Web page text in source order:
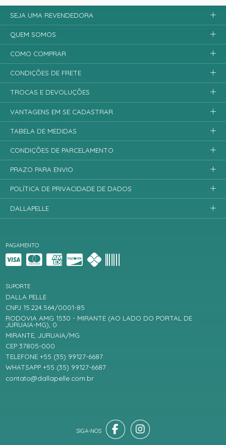
PAGAMENTO
SUPORTE
DALLA PELLE
CNPJ 15.224.564/0001-85
RODOVIA AMG 1530 - MIRANTE (AO LADO DO PORTAL DE
JURUAIA-MG), 0
MIRANTE, JURUAIA/MG
CEP 37805-000
TELEFONE +55 (35) 99127-6687
WHATSAPP +55 (35) 99127-6687
contato@dallapelle.com.br
SEJA UMA REVENDEDORA
QUEM SOMOS
COMO COMPRAR
CONDIÇÕES DE FRETE
TROCAS E DEVOLUÇÕES
VANTAGENS EM SE CADASTRAR
TABELA DE MEDIDAS
CONDIÇÕES DE PARCELAMENTO
PRAZO PARA ENVIO
POLÍTICA DE PRIVACIDADE DE DADOS
DALLAPELLE